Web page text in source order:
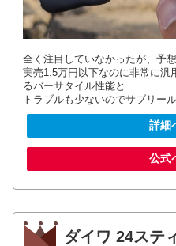
全く注目していなかったが、予
実売1.5万円以下なのに非常に汎
るバーサタイル性能と
トラブルも少ないのでサブリー
詳細
公式
ダイワ 24ステ